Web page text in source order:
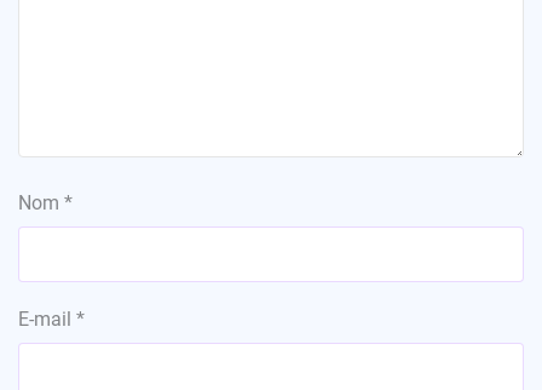
Nom *
E-mail *